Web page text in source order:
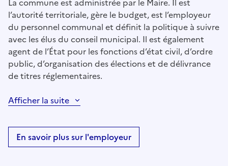
La commune est administrée par le Maire. Il est
l’autorité territoriale, gère le budget, est l’employeur
du personnel communal et définit la politique à suivre
avec les élus du conseil municipal. Il est également
agent de l’État pour les fonctions d’état civil, d’ordre
public, d’organisation des élections et de délivrance
de titres réglementaires.
Afficher la suite
En savoir plus sur l'employeur